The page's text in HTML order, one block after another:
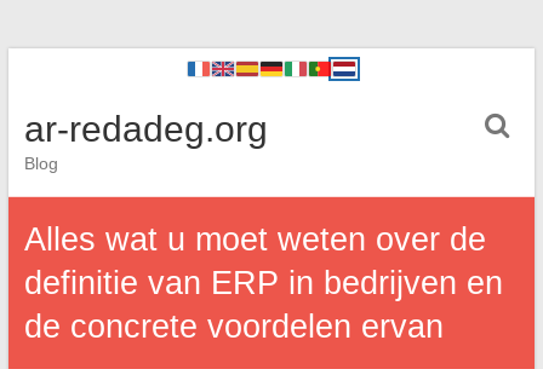
ar-redadeg.org
Blog
Alles wat u moet weten over de
definitie van ERP in bedrijven en
de concrete voordelen ervan